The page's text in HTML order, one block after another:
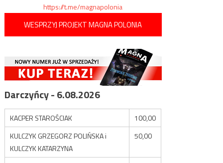
https://t.me/magnapolonia
WESPRZYJ PROJEKT MAGNA POLONIA
Darczyńcy - 6.08.2026
KACPER STAROŚCIAK
100,00
KULCZYK GRZEGORZ POLIŃSKA i
KULCZYK KATARZYNA
50,00